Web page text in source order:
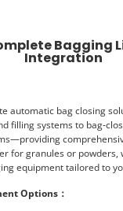
Bagging
Integration
automatic bag closing
filling systems to bag-
for granules or powders,
equipment tailored to
Options ：